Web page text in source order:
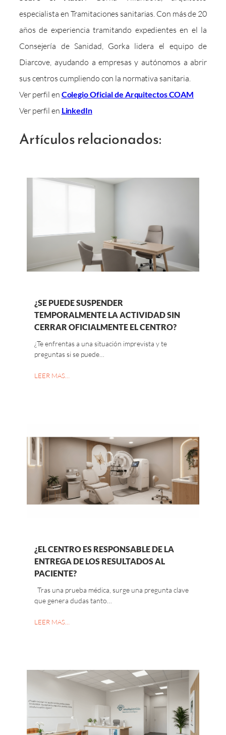
especialista en Tramitaciones sanitarias. Con más de 20
años de experiencia tramitando expedientes en el la
Consejería de Sanidad, Gorka lidera el equipo de
Diarcove, ayudando a empresas y autónomos a abrir
sus centros cumpliendo con la normativa sanitaria.
Ver perfil en Colegio Oficial de Arquitectos COAM
Ver perfil en LinkedIn
Artículos relacionados:
¿SE PUEDE SUSPENDER
TEMPORALMENTE LA ACTIVIDAD SIN
CERRAR OFICIALMENTE EL CENTRO?
¿Te enfrentas a una situación imprevista y te
preguntas si se puede…
LEER MAS…
¿EL CENTRO ES RESPONSABLE DE LA
ENTREGA DE LOS RESULTADOS AL
PACIENTE?
Tras una prueba médica, surge una pregunta clave
que genera dudas tanto…
LEER MAS…